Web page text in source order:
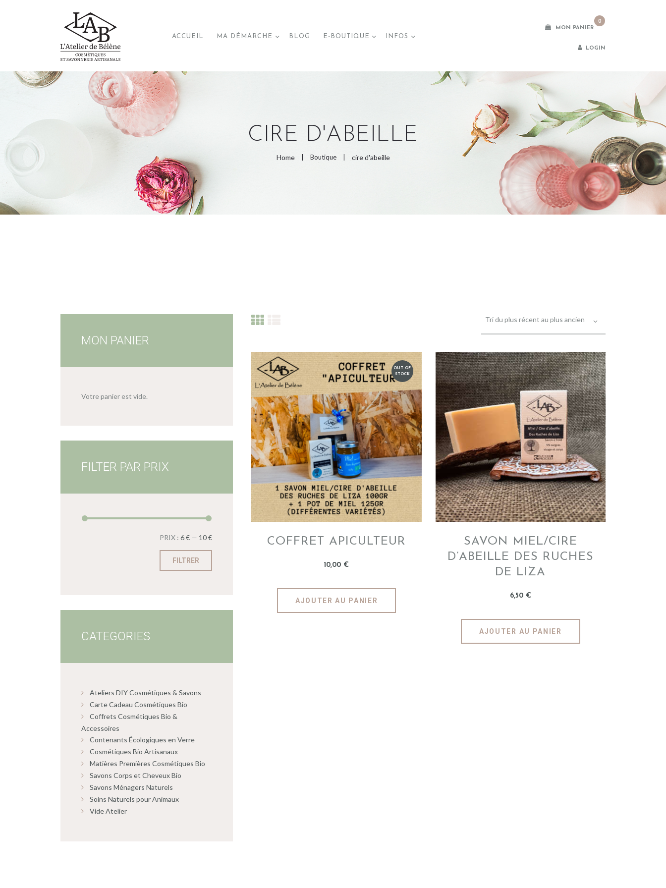
ACCUEIL MA DÉMARCHE BLOG E-BOUTIQUE INFOS
MON PANIER
0
LOGIN
CIRE D'ABEILLE
Home Boutique cire d'abeille
INFOS
OUT OF
STOCK
COFFRET APICULTEUR
10,00 €
AJOUTER AU PANIER
SAVON MIEL/CIRE
D’ABEILLE DES RUCHES
DE LIZA
6,50 €
AJOUTER AU PANIER
MON PANIER
Votre panier est vide.
FILTER PAR PRIX
FILTRER
PRIX : 6 €— 10 €
CATEGORIES
Ateliers DIY Cosmétiques & Savons
Carte Cadeau Cosmétiques Bio
Coffrets Cosmétiques Bio &
Accessoires
Contenants Écologiques en Verre
Cosmétiques Bio Artisanaux
Matières Premières Cosmétiques Bio
Savons Corps et Cheveux Bio
Savons Ménagers Naturels
Soins Naturels pour Animaux
Vide Atelier